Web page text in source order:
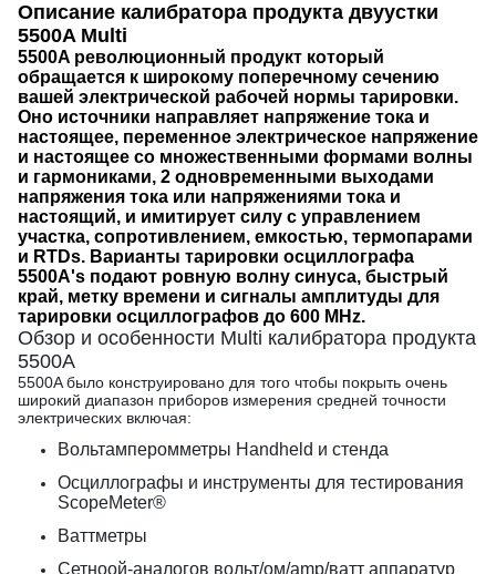
Описание калибратора продукта двуустки
5500A Multi
5500A революционный продукт который
обращается к широкому поперечному сечению
вашей электрической рабочей нормы тарировки.
Оно источники направляет напряжение тока и
настоящее, переменное электрическое напряжение
и настоящее со множественными формами волны
и гармониками, 2 одновременными выходами
напряжения тока или напряжениями тока и
настоящий, и имитирует силу с управлением
участка, сопротивлением, емкостью, термопарами
и RTDs. Варианты тарировки осциллографа
5500A's подают ровную волну синуса, быстрый
край, метку времени и сигналы амплитуды для
тарировки осциллографов до 600 MHz.
Обзор и особенности Multi калибратора продукта
5500A
5500A было конструировано для того чтобы покрыть очень
широкий диапазон приборов измерения средней точности
электрических включая:
Вольтамперомметры Handheld и стенда
Осциллографы и инструменты для тестирования
ScopeMeter®
Ваттметры
Сетноой-аналогов вольт/ом/amp/ватт аппаратур